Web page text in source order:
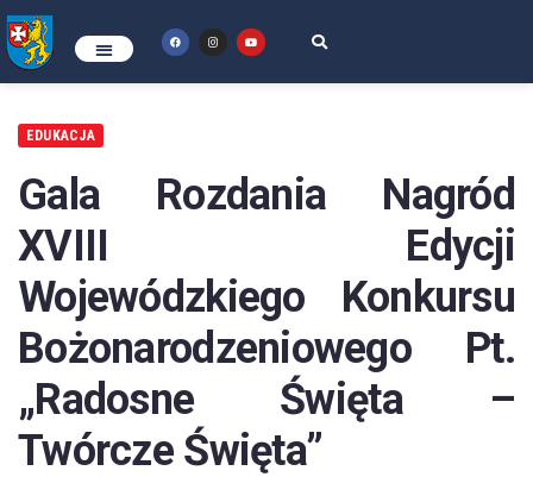
EDUKACJA
Gala Rozdania Nagród
XVIII Edycji
Wojewódzkiego Konkursu
Bożonarodzeniowego Pt.
„Radosne Święta –
Twórcze Święta”